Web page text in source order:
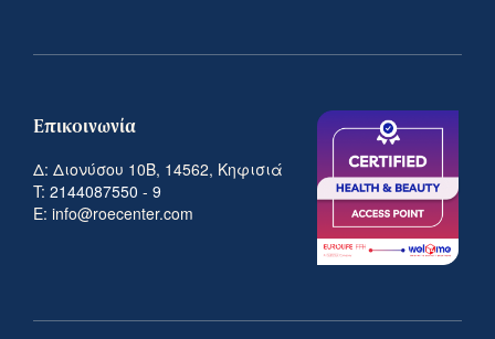
Επικοινωνία
Δ: Διονύσου 10Β, 14562, Κηφισιά
T: 2144087550 - 9
E: info@roecenter.com